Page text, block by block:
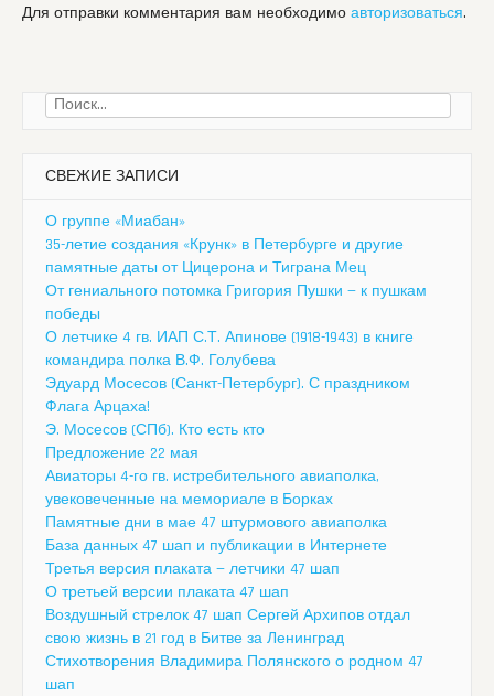
Для отправки комментария вам необходимо авторизоваться.
Найти:
СВЕЖИЕ ЗАПИСИ
О группе «Миабан»
35-летие создания «Крунк» в Петербурге и другие
памятные даты от Цицерона и Тиграна Мец
От гениального потомка Григория Пушки — к пушкам
победы
О летчике 4 гв. ИАП С.Т. Апинове (1918-1943) в книге
командира полка В.Ф. Голубева
Эдуард Мосесов (Санкт-Петербург). С праздником
Флага Арцаха!
Э. Мосесов (СПб). Кто есть кто
Предложение 22 мая
Авиаторы 4-го гв. истребительного авиаполка,
увековеченные на мемориале в Борках
Памятные дни в мае 47 штурмового авиаполка
База данных 47 шап и публикации в Интернете
Третья версия плаката — летчики 47 шап
О третьей версии плаката 47 шап
Воздушный стрелок 47 шап Сергей Архипов отдал
свою жизнь в 21 год в Битве за Ленинград
Стихотворения Владимира Полянского о родном 47
шап